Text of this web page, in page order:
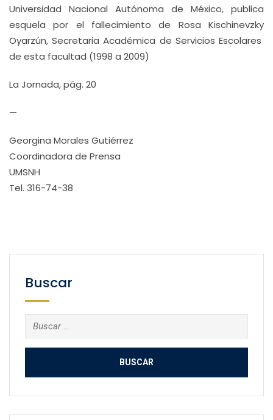
Universidad Nacional Autónoma de México, publica
esquela por el fallecimiento de Rosa Kischinevzky
Oyarzún, Secretaria Académica de Servicios Escolares
de esta facultad (1998 a 2009)
La Jornada, pág. 20
—
Georgina Morales Gutiérrez
Coordinadora de Prensa
UMSNH
Tel. 316-74-38
Buscar
Buscar: